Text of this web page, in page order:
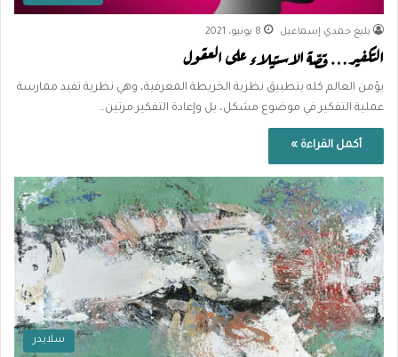
بليغ حمدي إسماعيل 8 يونيو، 2021
التكفير… قصّة الاستيلاء على العقول
يؤمن العالم كله بتطبيق نظرية الخريطة المعرفية، وهي نظرية تفيد ممارسة
عملية التفكير في موضوع مشكل، بل وإعادة التفكير مرتين…
أكمل القراءة »
سلايدر